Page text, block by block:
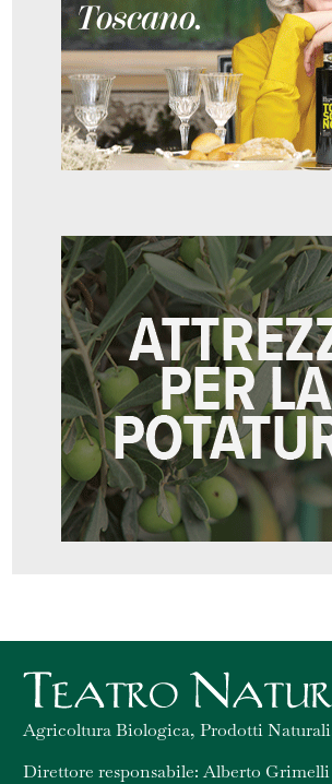
Agricoltura Biologica, Prodotti
Direttore responsabile: Alberto Grimelli